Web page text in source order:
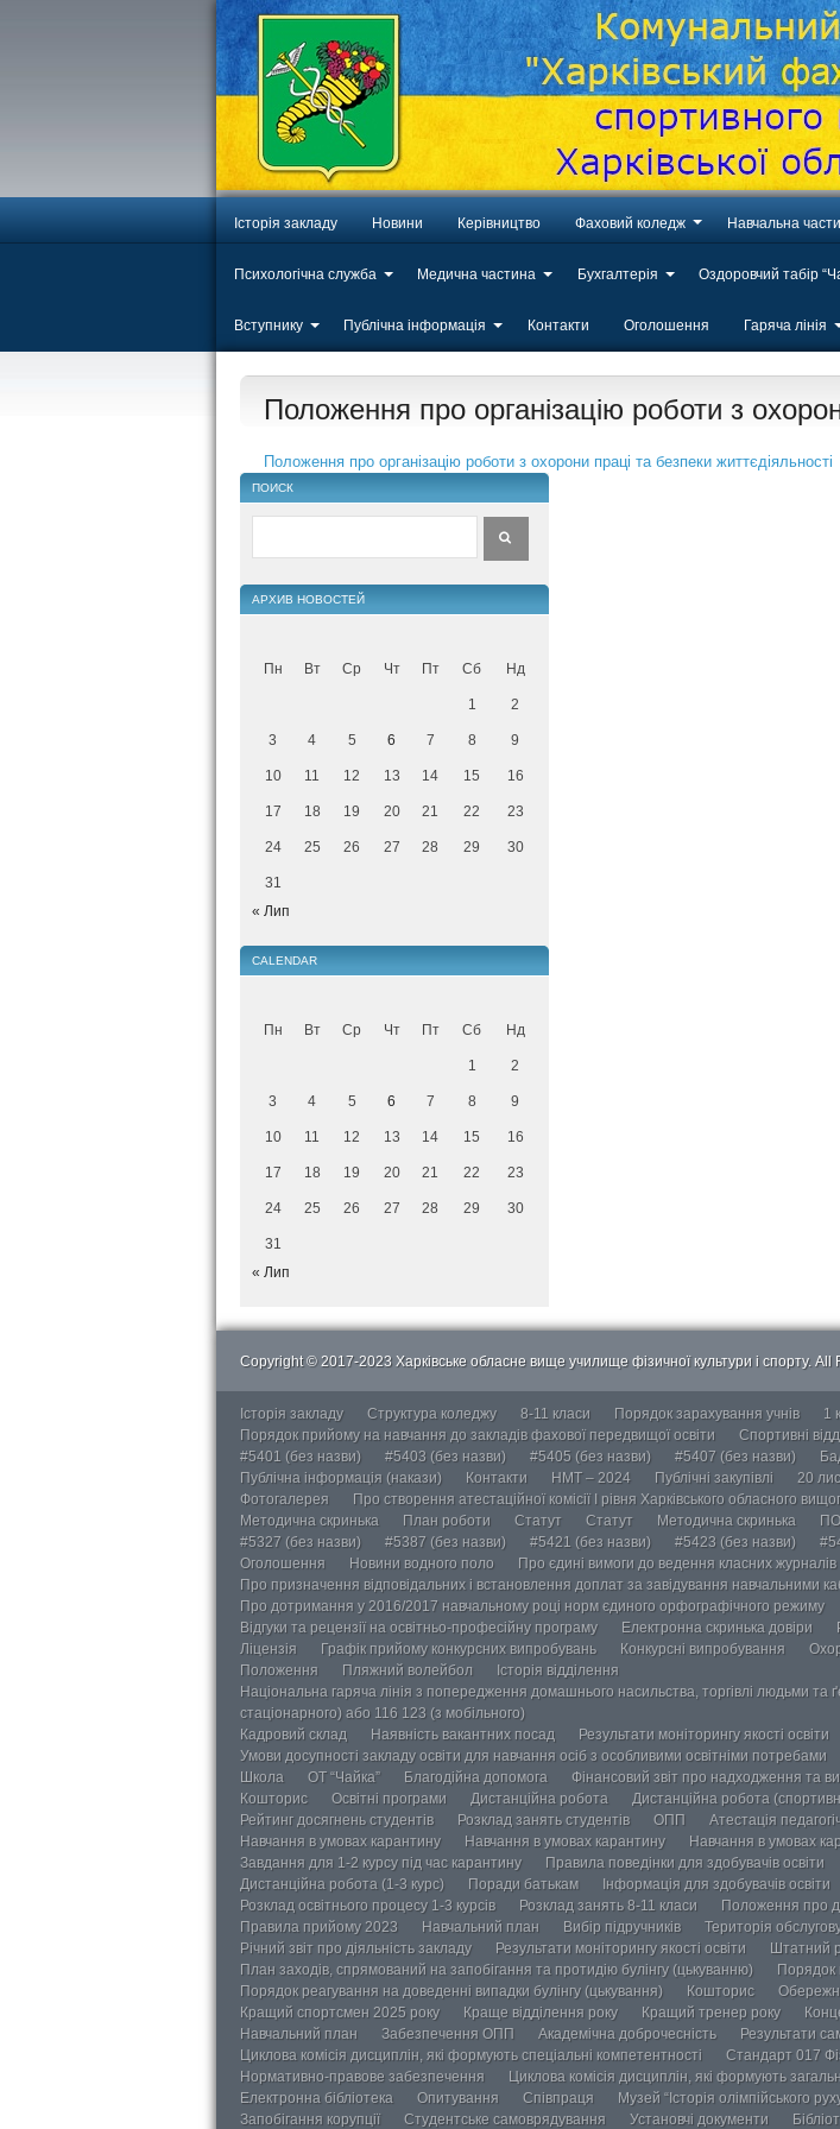
Історія закладу Новини Керівництво Фаховий коледж Навчальна
Психологічна служба Медична частина Бухгалтерія Оздоровчий табір
Вступнику Публічна інформація Контакти Оголошення Гаряча лінія
Положення про організацію роботи з
Положення про організацію роботи з охорони праці та безпеки життєдіяльності
ПОИСК
АРХИВ НОВОСТЕЙ
Пн Вт Ср Чт Пт Сб Нд
1 2
3 4 5 6 7 8 9
10 11 12 13 14 15 16
17 18 19 20 21 22 23
24 25 26 27 28 29 30
31
« Лип
CALENDAR
Пн Вт Ср Чт Пт Сб Нд
1 2
3 4 5 6 7 8 9
10 11 12 13 14 15 16
17 18 19 20 21 22 23
24 25 26 27 28 29 30
31
« Лип
Copyright © 2017-2023 Харківське обласне вище училище фізичної культури і спорту. All
Історія закладу Структура коледжу 8-11 класи Порядок зарахування учнів
1
Порядок прийому на навчання до закладів фахової передвищої освіти
Спортивні
#5401 (без назви)
#5403 (без назви) #5405 (без назви) #5407 (без назви)
Публічна інформація (накази)
Контакти НМТ – 2024 Публічні закупівлі
20
Фотогалерея
Про створення атестаційної комісії І рівня Харківського обласного
Методична скринька
План роботи Статут Статут Методична скринька
#5327 (без назви)
#5387 (без назви) #5421 (без назви) #5423 (без назви)
Оголошення
Новини водного поло Про єдині вимоги до ведення класних журналів
Про призначення відповідальних і встановлення доплат за завідування навчальними
Про дотримання у 2016/2017 навчальному році норм єдиного орфографічного режиму
Відгуки та рецензії на освітньо-професійну програму
Електронна скринька довіри
Ліцензія
Графік прийому конкурсних випробувань Конкурсні випробування
Положення
Пляжний волейбол
Історія відділення
Національна гаряча лінія з попередження домашнього насильства, торгівлі людьми та
стаціонарного) або 116 123 (з мобільного)
Кадровий склад
Наявність вакантних посад
Результати моніторингу якості освіти
Умови досупності закладу освіти для навчання осіб з особливими освітніми потребами
Школа
ОТ “Чайка” Благодійна допомога Фінансовий звіт про надходження та
Кошторис
Освітні програми Дистанційна робота Дистанційна робота
Рейтинг досягнень студентів
Розклад занять студентів ОПП Атестація
Навчання в умовах карантину
Навчання в умовах карантину Навчання в умовах
Завдання для 1-2 курсу під час карантину
Правила поведінки для здобувачів освіти
Дистанційна робота (1-3 курс)
Поради батькам Інформація для здобувачів освіти
Розклад освітнього процесу 1-3 курсів
Розклад занять 8-11 класи Положення про
Правила прийому 2023
Навчальний план Вибір підручників Територія
Річний звіт про діяльність закладу
Результати моніторингу якості освіти Штатний
План заходів, спрямований на запобігання та протидію булінгу (цькуванню)
Порядок
Порядок реагування на доведенні випадки булінгу (цькування)
Кошторис
Кращий спортсмен 2025 року
Краще відділення року Кращий тренер року
Навчальний план
Забезпечення ОПП Академічна доброчесність Результати
Циклова комісія дисциплін, які формують спеціальні компетентності
Стандарт 017
Нормативно-правове забезпечення
Циклова комісія дисциплін, які формують
Електронна бібліотека
Опитування Співпраця Музей “Історія олімпійського
Запобігання корупції
Студентське самоврядування Установчі документи